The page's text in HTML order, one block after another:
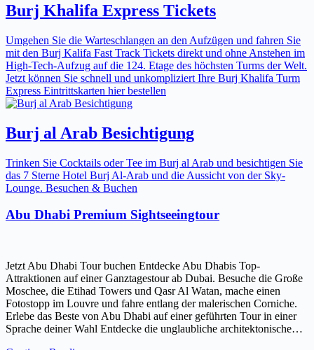
Burj Khalifa Express Tickets
Umgehen Sie die Warteschlangen an den Aufzügen und fahren Sie
mit den Burj Kalifa Fast Track Tickets direkt und ohne Anstehen im
High-Tech-Aufzug auf die 124. Etage des höchsten Turms der Welt.
Jetzt können Sie schnell und unkompliziert Ihre Burj Khalifa Turm
Express Eintrittskarten hier bestellen
Burj al Arab Besichtigung
Trinken Sie Cocktails oder Tee im Burj al Arab und besichtigen Sie
das 7 Sterne Hotel Burj Al-Arab und die Aussicht von der Sky-
Lounge. Besuchen & Buchen
Abu Dhabi Premium Sightseeingtour
Jetzt Abu Dhabi Tour buchen Entdecke Abu Dhabis Top-
Attraktionen auf einer Ganztagestour ab Dubai. Besuche die Große
Moschee, die Etihad Towers und Qasr Al Watan, mache einen
Fotostopp im Louvre und fahre entlang der malerischen Corniche.
Erlebe das Beste von Abu Dhabi auf einer geführten Tour in einer
Sprache deiner Wahl Entdecke die unglaubliche architektonische…